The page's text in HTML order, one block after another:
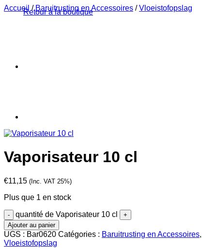
Retour à la boutique
Accueil / Baruitrusting en Accessoires / Vloeistofopslag
Vaporisateur 10 cl
€11,15 (Inc. VAT 25%)
Plus que 1 en stock
quantité de Vaporisateur 10 cl
Ajouter au panier
UGS : Bar0620 Catégories : Baruitrusting en Accessoires,
Vloeistofopslag